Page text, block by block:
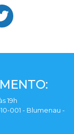
19h
001 - Blumenau -